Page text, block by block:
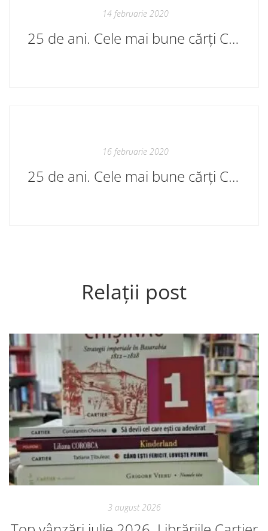
14 februarie 2020
25 de ani. Cele mai bune cărți Cartier (VI)
16 februarie 2020
25 de ani. Cele mai bune cărți Cartier (VIII)
Relații post
3 august 2026